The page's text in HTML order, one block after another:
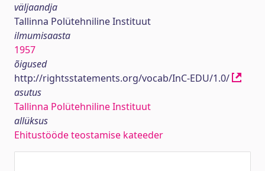
väljaandja
Tallinna Polütehniline Instituut
ilmumisaasta
1957
õigused
http://rightsstatements.org/vocab/InC-EDU/1.0/
asutus
Tallinna Polütehniline Instituut
allüksus
Ehitustööde teostamise kateeder